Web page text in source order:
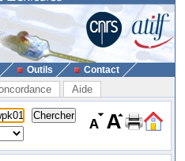
Outils Contact
Aide